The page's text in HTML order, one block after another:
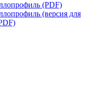
(PDF)
(версия для